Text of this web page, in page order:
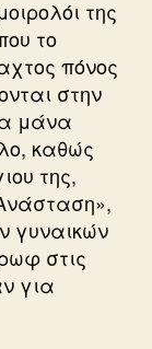
της
το
πόνος
στην
μάνα
καθώς
της,
γυναικών
στις
για